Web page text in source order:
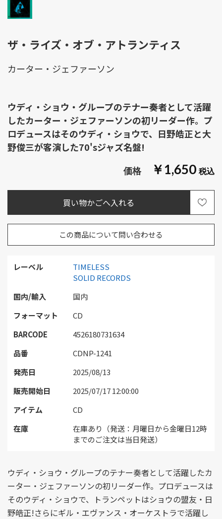
ザ・ライズ・オブ・アトランティス
￥1,650
レーベル
TIMELESS
SOLID RECORDS
国内/輸入
国内
フォーマット
CD
BARCODE
4526180731634
品番
CDNP-1241
発売日
2025/08/13
販売開始日
2025/07/17 12:00:00
アイテム
CD
在庫
在庫あり（発送：月曜日から金曜日12時
までのご注文は当日発送）
この商品について問い合わせる
カーター・ジェファーソン
ウディ・ショウ・グループのテナー奏者として活躍したカ
ーター・ジェファーソンの初リーダー作。プロデュースは
そのウディ・ショウで、トランペットはショウの盟友・日
野皓正!さらにギル・エヴァンス・オーケストラで活躍し
ウディ・ショウ・グループのテナー奏者として活躍
したカーター・ジェファーソンの初リーダー作。プ
ロデュースはそのウディ・ショウで、日野皓正と大
野俊三が客演した70'sジャズ名盤!